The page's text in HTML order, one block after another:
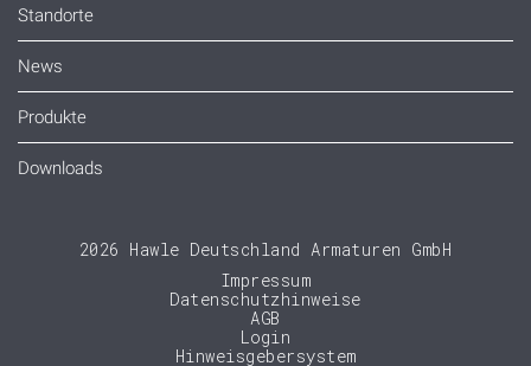
Standorte
News
Produkte
Downloads
2026 Hawle Deutschland Armaturen GmbH
Impressum
Datenschutzhinweise
AGB
Login
Hinweisgebersystem